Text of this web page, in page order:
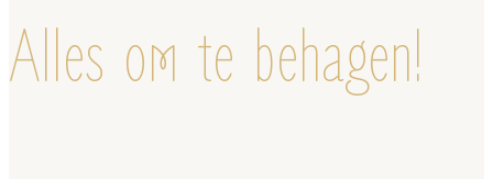
Alles om te behagen!